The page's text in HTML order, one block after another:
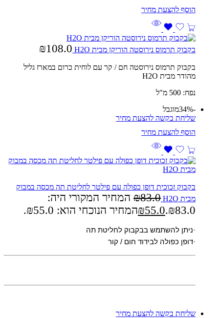
בקבוק תרמוס נירוסטה הוריקן מבית H2O ₪108.0
בקבוק תרמוס נירוסטה חם / קר עם לוחית כרום במארז גליל
מהודר מבית H2O
נפח: 500 מ"ל
-34%
מוגבל
שליחת בקשה להצעת מחיר
בקבוק זכוכית דופן כפולה עם פילטר לחליטת תה מכסה במבוק
מבית H2O
₪83.0
המחיר המקורי היה:
₪83.0.
₪55.0 המחיר הנוכחי הוא: ₪55.0.
·ניתן להשתמש בבקבוק לחליטת תה
·דופן כפולה לבידוד חום / קור
שליחת בקשה להצעת מחיר